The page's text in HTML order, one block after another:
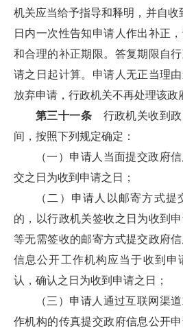
机关应当给予指导和释明，并自收
日内一次性告知申请人作出补正
和合理的补正期限。答复期限自
请之日起计算。申请人无正当理
放弃申请，行政机关不再处理该政
第三十一条 行政机关收到政
间，按照下列规定确定：
（一）申请人当面提交政府
交之日为收到申请之日；
（二）申请人以邮寄方式
的，以行政机关签收之日为收到
等无需签收的邮寄方式提交政府
信息公开工作机构应当于收到申
认，确认之日为收到申请之日；
（三）申请人通过互联网渠
作机构的传真提交政府信息公开